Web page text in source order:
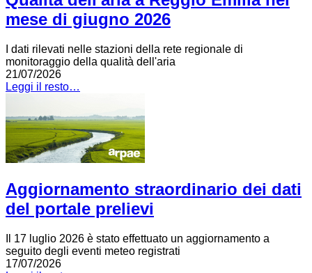
mese di giugno 2026
I dati rilevati nelle stazioni della rete regionale di
monitoraggio della qualità dell'aria
21/07/2026
Leggi il resto…
Aggiornamento straordinario dei dati
del portale prelievi
Il 17 luglio 2026 è stato effettuato un aggiornamento a
seguito degli eventi meteo registrati
17/07/2026